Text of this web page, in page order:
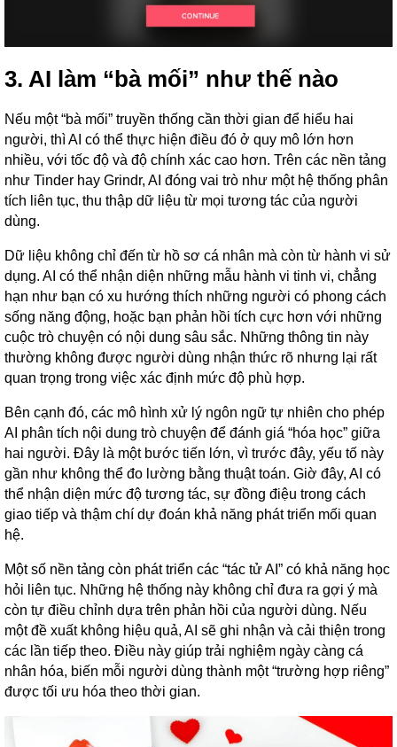
3. AI làm “bà mối” như thế nào
Nếu một “bà mối” truyền thống cần thời gian để hiểu hai
người, thì AI có thể thực hiện điều đó ở quy mô lớn hơn
nhiều, với tốc độ và độ chính xác cao hơn. Trên các nền tảng
như Tinder hay Grindr, AI đóng vai trò như một hệ thống phân
tích liên tục, thu thập dữ liệu từ mọi tương tác của người
dùng.
Dữ liệu không chỉ đến từ hồ sơ cá nhân mà còn từ hành vi sử
dụng. AI có thể nhận diện những mẫu hành vi tinh vi, chẳng
hạn như bạn có xu hướng thích những người có phong cách
sống năng động, hoặc bạn phản hồi tích cực hơn với những
cuộc trò chuyện có nội dung sâu sắc. Những thông tin này
thường không được người dùng nhận thức rõ nhưng lại rất
quan trọng trong việc xác định mức độ phù hợp.
Bên cạnh đó, các mô hình xử lý ngôn ngữ tự nhiên cho phép
AI phân tích nội dung trò chuyện để đánh giá “hóa học” giữa
hai người. Đây là một bước tiến lớn, vì trước đây, yếu tố này
gần như không thể đo lường bằng thuật toán. Giờ đây, AI có
thể nhận diện mức độ tương tác, sự đồng điệu trong cách
giao tiếp và thậm chí dự đoán khả năng phát triển mối quan
hệ.
Một số nền tảng còn phát triển các “tác tử AI” có khả năng học
hỏi liên tục. Những hệ thống này không chỉ đưa ra gợi ý mà
còn tự điều chỉnh dựa trên phản hồi của người dùng. Nếu
một đề xuất không hiệu quả, AI sẽ ghi nhận và cải thiện trong
các lần tiếp theo. Điều này giúp trải nghiệm ngày càng cá
nhân hóa, biến mỗi người dùng thành một “trường hợp riêng”
được tối ưu hóa theo thời gian.